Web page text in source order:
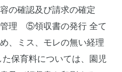
の確認及び請求の確定
理 ⑤領収書の発行 全て
、ミス、モレの無い経理
た保育料については、園児